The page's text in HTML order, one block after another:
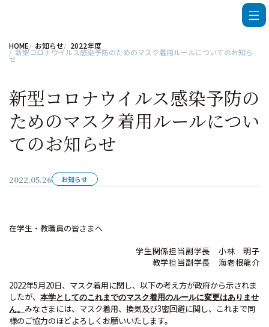
HOME お知らせ 2022年度
新型コロナウイルス感染予防のためのマスク着用ルールについてのお知ら
せ
新型コロナウイルス感染予防の
ためのマスク着用ルールについ
てのお知らせ
2022.05.26 お知らせ
在学生・教職員の皆さまへ
学生関係担当副学長 小林 明子
教学担当副学長 海老根龍介
2022年5月20日、マスク着用に関し、以下の考え方が政府から示されま
したが、 本学としてのこれまでのマスク着用のルールに変更はありませ
ん。 みなさまには、マスク着用、換気及び3密回避に関し、これまで同
様のご協力のほどよろしくお願いいたします。